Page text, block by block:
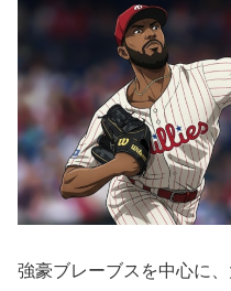
強豪ブレーブスを中心に